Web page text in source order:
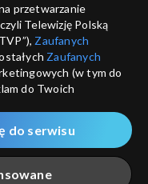
przetwarzanie
Telewizję Polską
Zaufanych
Zaufanych
(w tym do
do Twoich
na udostępnianie
odwiedzania przez
zwanych dalej
do serwisu